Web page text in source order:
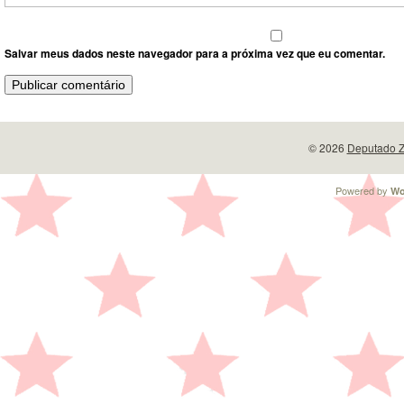
Salvar meus dados neste navegador para a próxima vez que eu comentar.
© 2026 Deputado
Powered by